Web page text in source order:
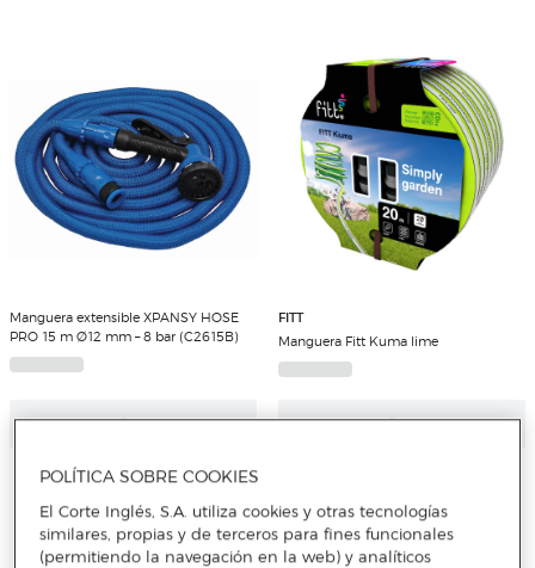
Manguera extensible XPANSY HOSE
PRO 15 m Ø12 mm – 8 bar (C2615B)
Añadir
FITT
Manguera Fitt Kuma lime
Añadir
POLÍTICA SOBRE COOKIES
El Corte Inglés, S.A. utiliza cookies y otras tecnologías
similares, propias y de terceros para fines funcionales
(permitiendo la navegación en la web) y analíticos